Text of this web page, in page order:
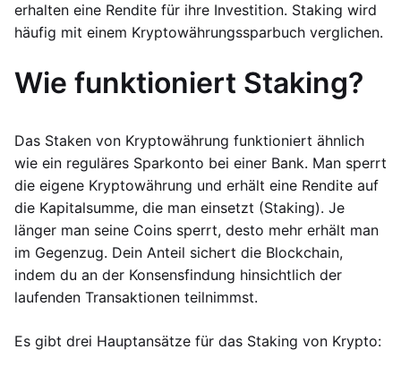
erhalten eine Rendite für ihre Investition. Staking wird
häufig mit einem Kryptowährungssparbuch verglichen.
Wie funktioniert Staking?
Das Staken von Kryptowährung funktioniert ähnlich
wie ein reguläres Sparkonto bei einer Bank. Man sperrt
die eigene Kryptowährung und erhält eine Rendite auf
die Kapitalsumme, die man einsetzt (Staking). Je
länger man seine Coins sperrt, desto mehr erhält man
im Gegenzug. Dein Anteil sichert die Blockchain,
indem du an der Konsensfindung hinsichtlich der
laufenden Transaktionen teilnimmst.
Es gibt drei Hauptansätze für das Staking von Krypto: